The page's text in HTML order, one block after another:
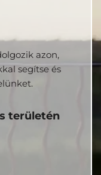
azon,
segítse és
területén